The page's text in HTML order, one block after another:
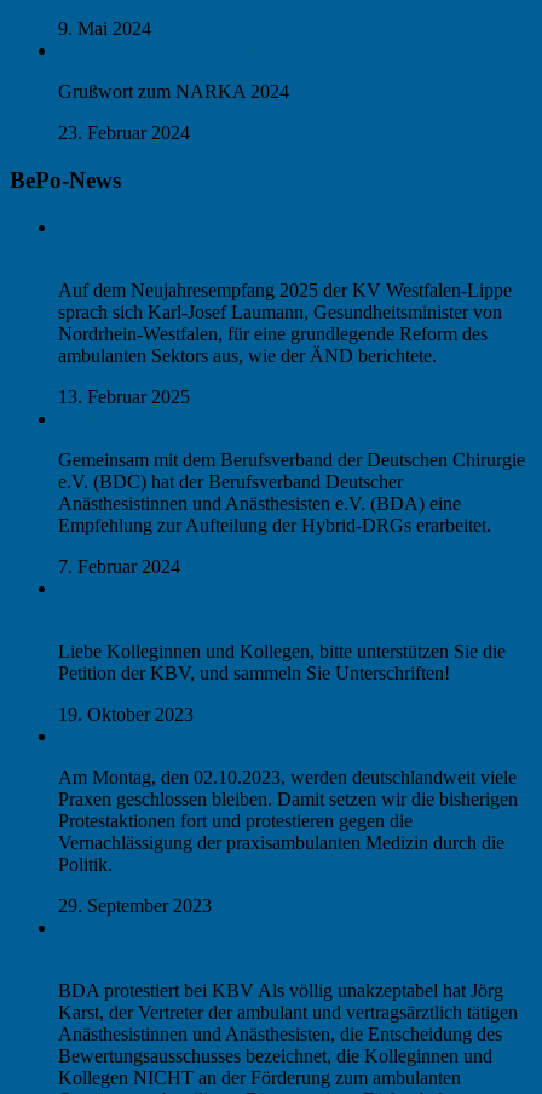
9. Mai 2024
Grußwort zum NARKA 2024
23. Februar 2024
BePo-News
Auf dem Neujahresempfang 2025 der KV Westfalen-Lippe
sprach sich Karl-Josef Laumann, Gesundheitsminister von
Nordrhein-Westfalen, für eine grundlegende Reform des
ambulanten Sektors aus, wie der ÄND berichtete.
13. Februar 2025
Gemeinsam mit dem Berufsverband der Deutschen Chirurgie
e.V. (BDC) hat der Berufsverband Deutscher
Anästhesistinnen und Anästhesisten e.V. (BDA) eine
Empfehlung zur Aufteilung der Hybrid-DRGs erarbeitet.
7. Februar 2024
Liebe Kolleginnen und Kollegen, bitte unterstützen Sie die
Petition der KBV, und sammeln Sie Unterschriften!
19. Oktober 2023
Am Montag, den 02.10.2023, werden deutschlandweit viele
Praxen geschlossen bleiben. Damit setzen wir die bisherigen
Protestaktionen fort und protestieren gegen die
Vernachlässigung der praxisambulanten Medizin durch die
Politik.
29. September 2023
BDA protestiert bei KBV Als völlig unakzeptabel hat Jörg
Karst, der Vertreter der ambulant und vertragsärztlich tätigen
Anästhesistinnen und Anästhesisten, die Entscheidung des
Bewertungsausschusses bezeichnet, die Kolleginnen und
Kollegen NICHT an der Förderung zum ambulanten